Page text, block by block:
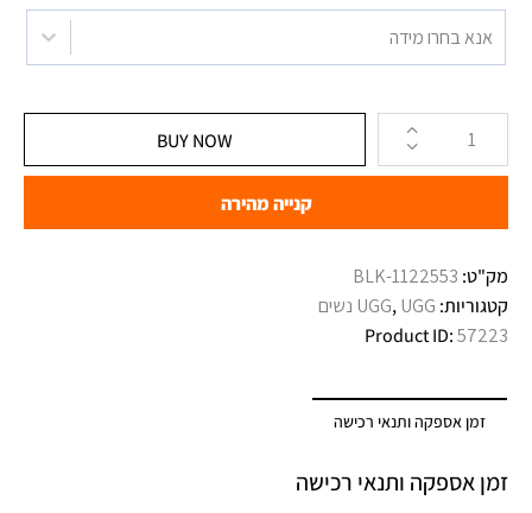
אנא בחרו מידה
BUY NOW
קנייה מהירה
מק"ט: 1122553-BLK
קטגוריות:
UGG,UGG נשים
Product ID:57223
זמן אספקה ותנאי רכישה
זמן אספקה ותנאי רכישה